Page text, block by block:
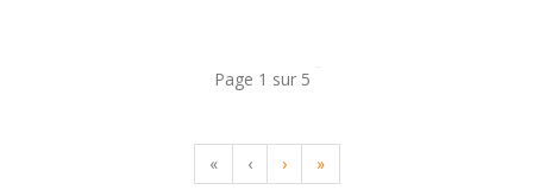
Page 1 sur 5
« ‹ › »